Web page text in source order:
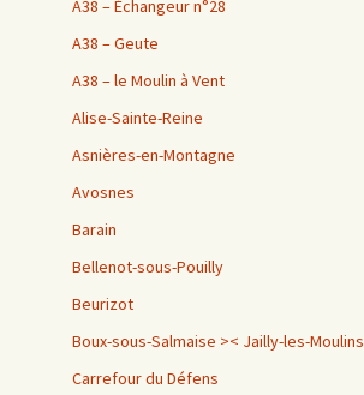
A38 – Échangeur n°28
A38 – Geute
A38 – le Moulin à Vent
Alise-Sainte-Reine
Asnières-en-Montagne
Avosnes
Barain
Bellenot-sous-Pouilly
Beurizot
Boux-sous-Salmaise >< Jailly-les-Moulins
Carrefour du Défens